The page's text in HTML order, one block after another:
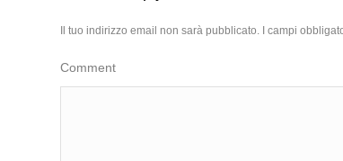
Il tuo indirizzo email non sarà pubblicato. I campi
Comment